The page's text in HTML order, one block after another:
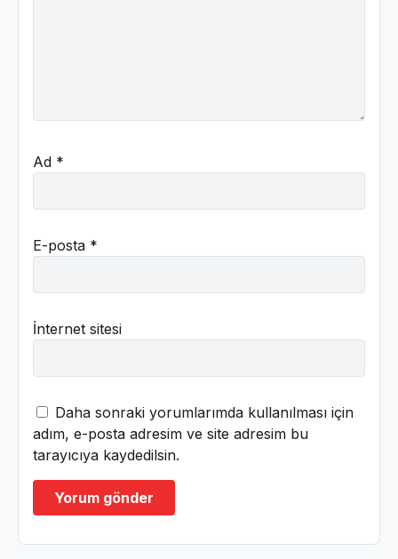
Ad *
E-posta *
İnternet sitesi
Daha sonraki yorumlarımda kullanılması için
adım, e-posta adresim ve site adresim bu
tarayıcıya kaydedilsin.